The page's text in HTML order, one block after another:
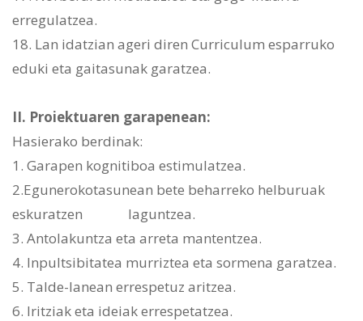
erregulatzea.
18. Lan idatzian ageri diren Curriculum esparruko
eduki eta gaitasunak garatzea.
II. Proiektuaren garapenean:
Hasierako berdinak:
1. Garapen kognitiboa estimulatzea.
2.Egunerokotasunean bete beharreko helburuak
eskuratzen laguntzea.
3. Antolakuntza eta arreta mantentzea.
4. Inpultsibitatea murriztea eta sormena garatzea.
5. Talde-lanean errespetuz aritzea.
6. Iritziak eta ideiak errespetatzea.